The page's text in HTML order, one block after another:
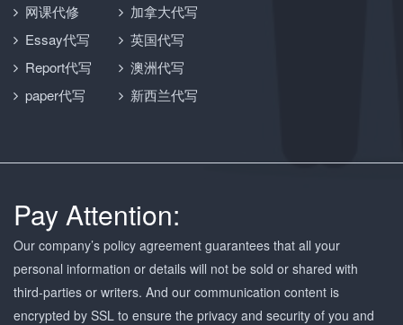
网课代修
Essay代写
Report代写
paper代写
加拿大代写
英国代写
澳洲代写
新西兰代写
Pay Attention:
Our company’s policy agreement guarantees that all your
personal information or details will not be sold or shared with
third-parties or writers. And our communication content is
encrypted by SSL to ensure the privacy and security of you and